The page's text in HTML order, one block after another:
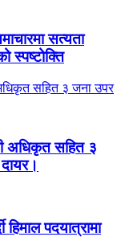
सत्यता
स्पष्टोक्ति
अधिकृत सहित ३
हिमाल पदयात्रामा